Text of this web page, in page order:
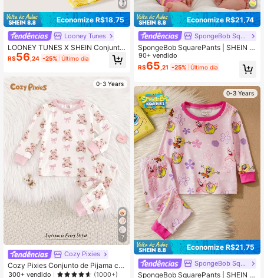
Economize R$18,75
Looney Tunes
LOONEY TUNES X SHEIN Conjunto
de Camiseta de Manga Curta de Go
la Redonda e Legging para Menina
R$56 ,24 -25% Último dia
0-3 Years
7
Cozy Pixies
Cozy Pixies Conjunto de Pijama co
m 2 Peças, Top de Manga Longa G
300+ vendido (1000+)
Economize R$21,74
SpongeBob SquarePants
SpongeBob SquarePants | SHEIN 2
Peças Conjunto de Pijama Casual
Confortável e Elástico com Top de
Manga Longa de Gola Redonda e C
Desenho Animado para Meninas Be
bê
90+ vendido
R$65 ,21 -25% Último dia
0-3 Years
Economize R$21,75
SpongeBob SquarePants
SpongeBob SquarePants | SHEIN C